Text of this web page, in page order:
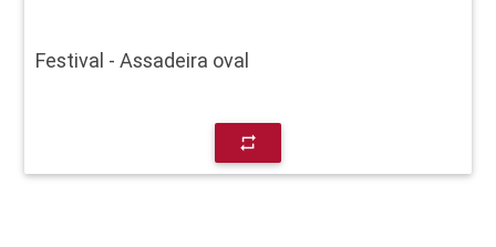
Festival - Assadeira oval
repeat